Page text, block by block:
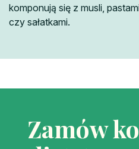
komponują się z musli,
czy sałatkami.
Zamów